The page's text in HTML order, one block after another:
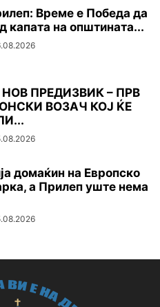
Време е Победа да
капата на општината...
ПРЕДИЗВИК – ПРВ
ВОЗАЧ КОЈ ЌЕ
домаќин на Европско
а Прилеп уште нема